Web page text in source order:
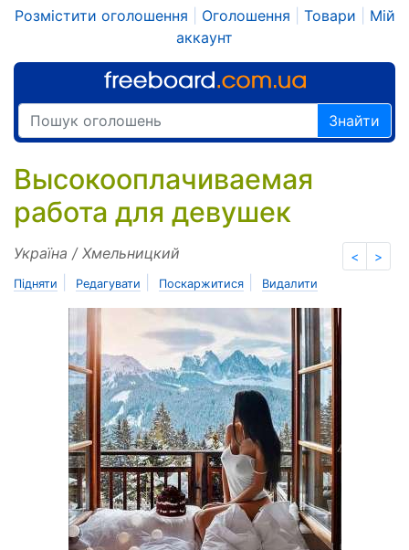
Розмістити оголошення Оголошення Товари
Мій
аккаунт
Знайти
Высокооплачиваемая
работа для девушек
< >
Україна / Хмельницкий
Підняти Редагувати Поскаржитися Видалити